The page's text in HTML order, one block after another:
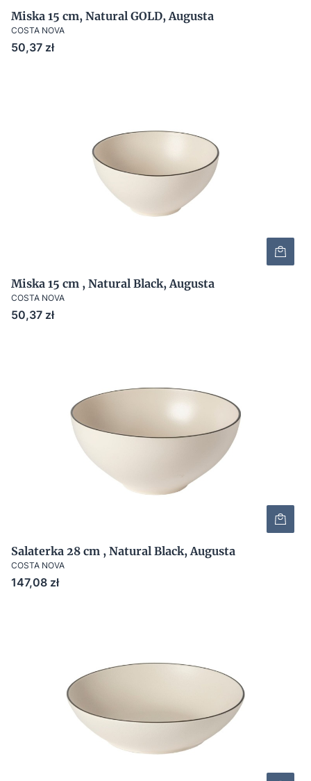
Miska 15 cm, Natural GOLD, Augusta
COSTA NOVA
Cena
50,37 zł
Miska 15 cm , Natural Black, Augusta
COSTA NOVA
Cena
50,37 zł
Salaterka 28 cm , Natural Black, Augusta
COSTA NOVA
Cena
147,08 zł